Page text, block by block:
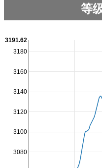
等
3080
3100
3120
3140
3160
3180
3191.62